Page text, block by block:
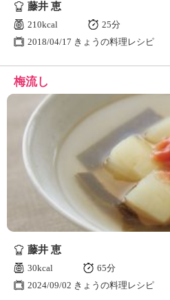
藤井 恵
210kcal
25分
2018/04/17 きょうの料理レシピ
梅流し
藤井 恵
30kcal
65分
2024/09/02 きょうの料理レシピ